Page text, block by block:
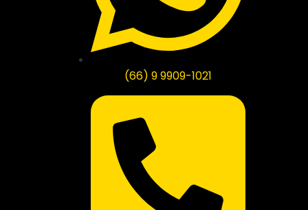
(66) 9 9909-1021